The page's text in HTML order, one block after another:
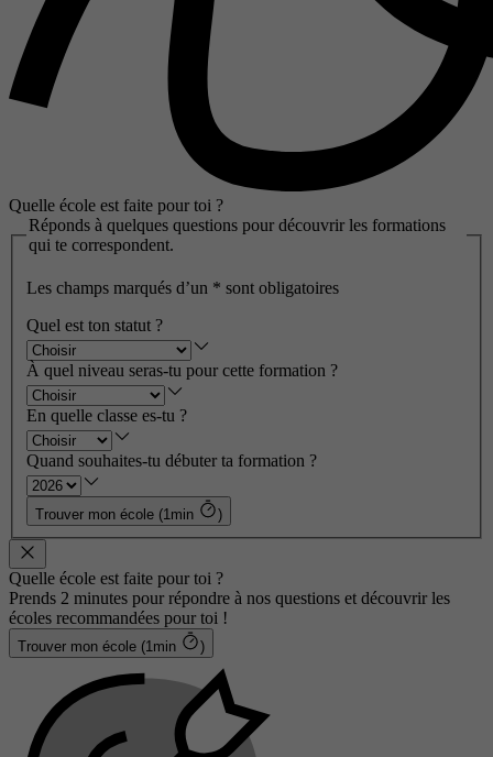
Quelle école est faite pour toi ?
Réponds à quelques questions pour découvrir les formations
qui te correspondent.
Les champs marqués d’un * sont obligatoires
Quel est ton statut ?
À quel niveau seras-tu pour cette formation ?
En quelle classe es-tu ?
Quand souhaites-tu débuter ta formation ?
Trouver mon école (1min )
Quelle école est faite pour toi ?
Prends 2 minutes pour répondre à nos questions et découvrir les
écoles recommandées pour toi !
Trouver mon école (1min )